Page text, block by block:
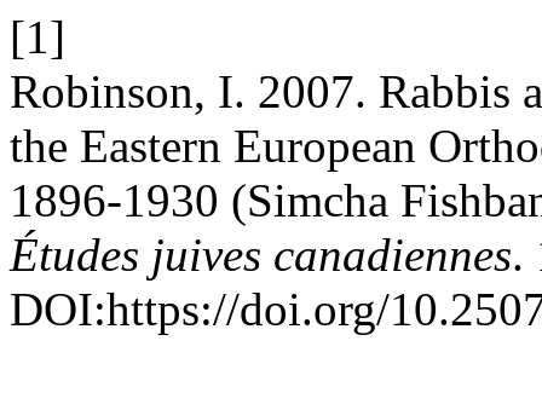
[1]
Robinson, I. 2007. Rabbis
the Eastern European
1896-1930 (Simcha
Études juives canadiennes.
DOI:https://doi.org/